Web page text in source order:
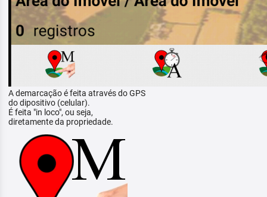
A demarcação é feita através do GPS
do dipositivo (celular).
É feita "in loco", ou seja,
diretamente da propriedade.